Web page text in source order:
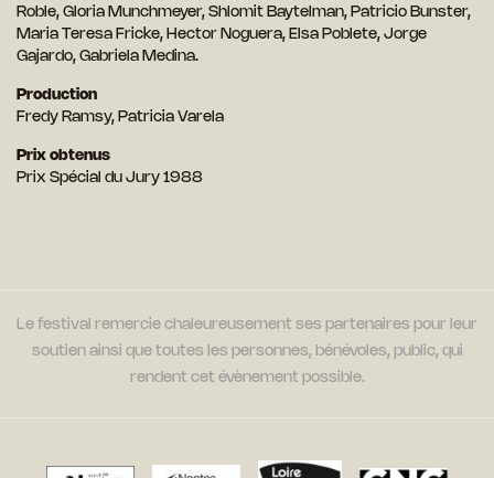
Roble, Gloria Munchmeyer, Shlomit Baytelman, Patricio Bunster,
Maria Teresa Fricke, Hector Noguera, Elsa Poblete, Jorge
Gajardo, Gabriela Medina.
Production
Fredy Ramsy, Patricia Varela
Prix obtenus
Prix Spécial du Jury 1988
Le festival remercie chaleureusement ses partenaires pour leur
soutien ainsi que toutes les personnes, bénévoles, public, qui
rendent cet évènement possible.